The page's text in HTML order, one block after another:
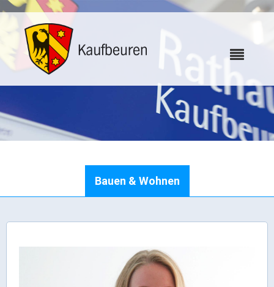
Wo erledige ich was
Rathaus Digital
Bauen & Wohnen